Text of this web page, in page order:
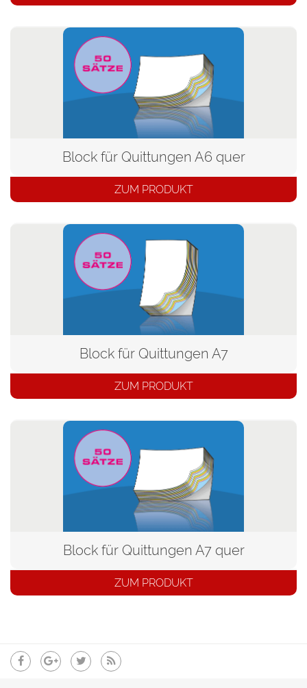
Block für Quittungen A6 quer
ZUM PRODUKT
Block für Quittungen A7
ZUM PRODUKT
Block für Quittungen A7 quer
ZUM PRODUKT